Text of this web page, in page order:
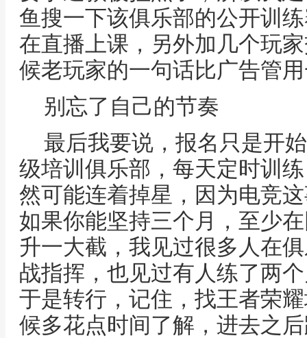
鱼搜一下该俱乐部的公开训
在直播上课，另外加几个玩
候老玩家的一句话比广告管
别忘了自己的节奏
最后我要说，报名只是开
级培训俱乐部，每天定时训
然可能连着掉星，因为电竞
如果你能坚持三个月，至少
升一大截，我见过很多人在
战指挥，也见过有人练了两
于是转行，记住，找王者荣
候多花点时间了解，进去之